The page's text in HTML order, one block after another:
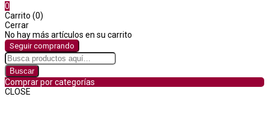
0
Carrito (0)
Cerrar
No hay más artículos en su carrito
Seguir comprando
Buscar
Comprar por categorías
CLOSE